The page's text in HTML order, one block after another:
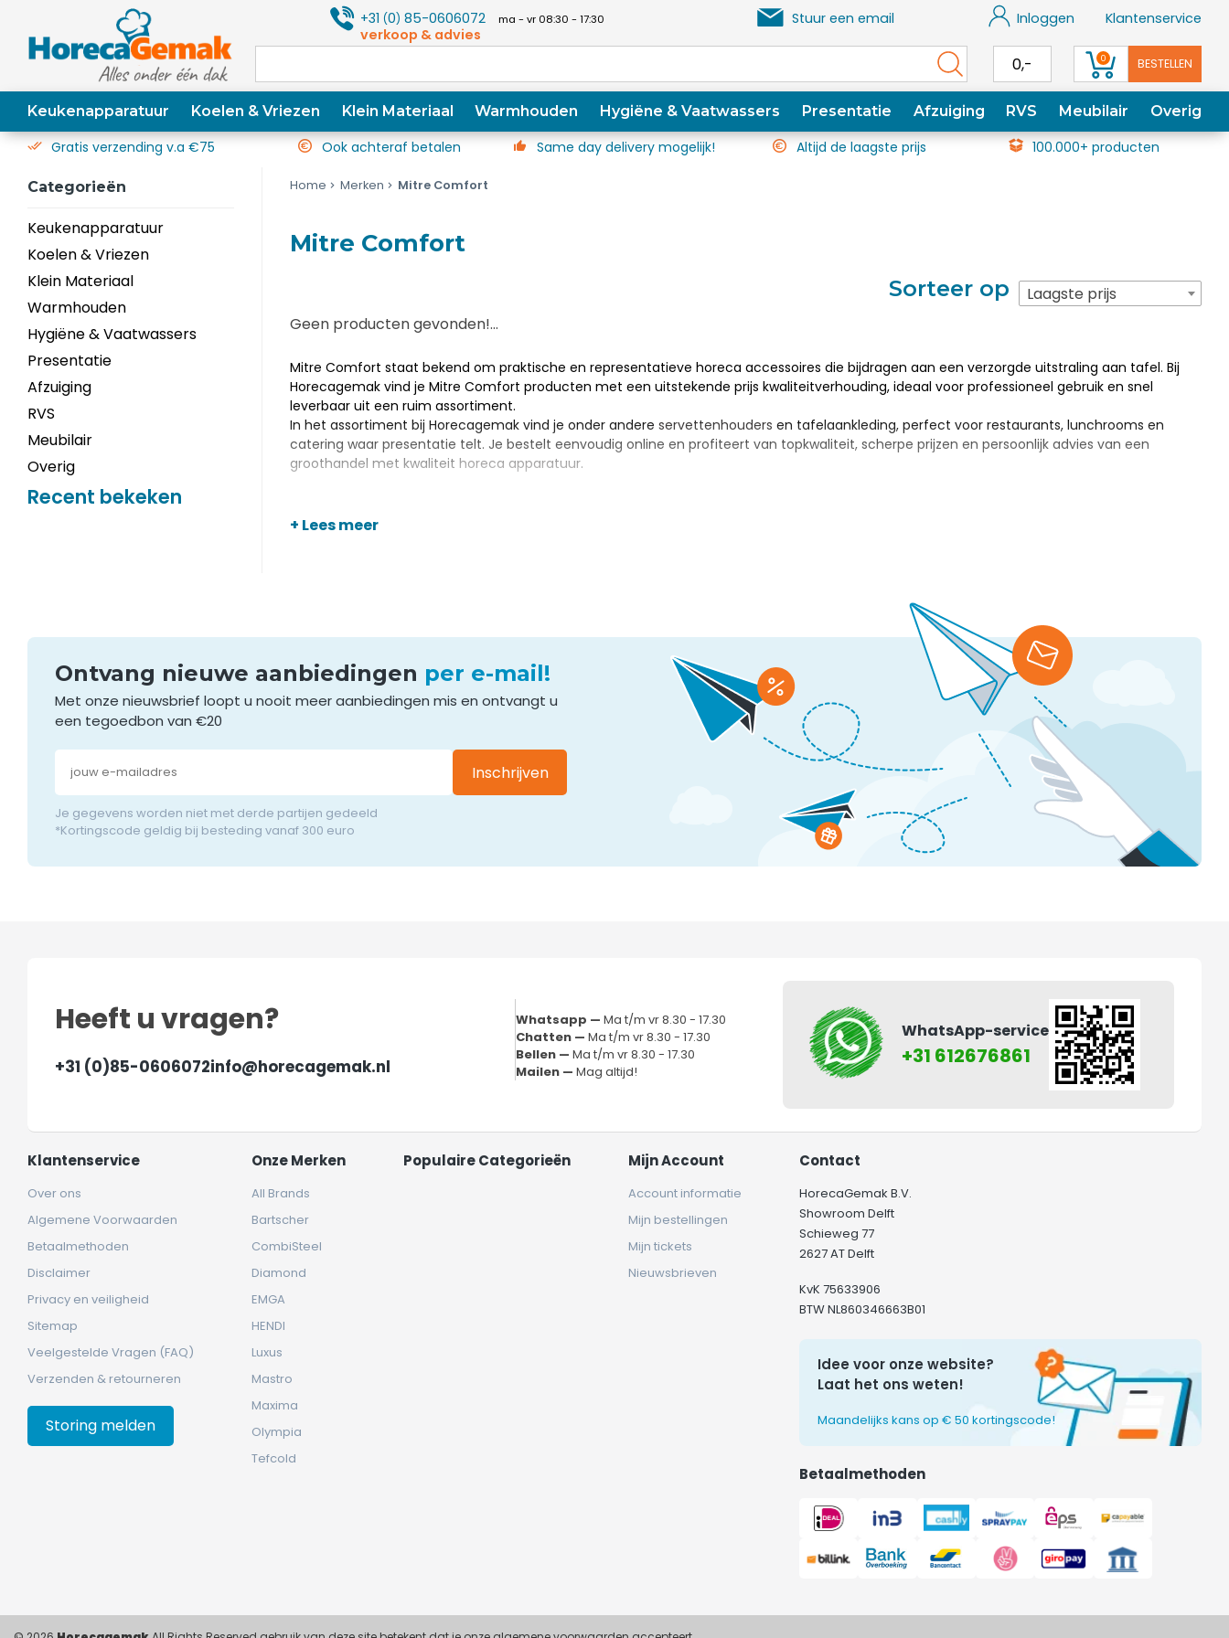
+31(0) 85-0606072 ma - vr 08:30 - 17:30
verkoop & advies
Stuur een email Inloggen Klantenservice
0,- 0 BESTELLEN
Keukenapparatuur Koelen & Vriezen Klein Materiaal Warmhouden Hygiëne & Vaatwassers Presentatie Afzuiging RVS Meubilair Overig
Gratis verzending v.a €75 Ook achteraf betalen Same day delivery mogelijk! Altijd de laagste prijs 100.000+ producten
Categorieën
Keukenapparatuur
Koelen & Vriezen
Klein Materiaal
Warmhouden
Hygiëne & Vaatwassers
Presentatie
Afzuiging
RVS
Meubilair
Overig
Recent bekeken
Home Merken Mitre Comfort
Mitre Comfort
Sorteer op
Laagste prijs
Geen producten gevonden!...
Mitre Comfort staat bekend om praktische en representatieve horeca accessoires die bijdragen aan een verzorgde uitstraling aan tafel. Bij
Horecagemak vind je Mitre Comfort producten met een uitstekende prijs kwaliteitverhouding, ideaal voor professioneel gebruik en snel
leverbaar uit een ruim assortiment.
In het assortiment bij Horecagemak vind je onder andere servettenhouders en tafelaankleding, perfect voor restaurants, lunchrooms en
catering waar presentatie telt. Je bestelt eenvoudig online en profiteert van topkwaliteit, scherpe prijzen en persoonlijk advies van een
groothandel met kwaliteit horeca apparatuur.
+ Lees meer
Ontvang nieuwe aanbiedingen per e-mail!
Met onze nieuwsbrief loopt u nooit meer aanbiedingen mis en ontvangt u
een tegoedbon van €20
Inschrijven
Je gegevens worden niet met derde partijen gedeeld
*Kortingscode geldig bij besteding vanaf 300 euro
Heeft u vragen?
+31 (0)85-0606072info@horecagemak.nl
Whatsapp —Ma t/m vr 8.30 - 17.30
Chatten —Ma t/m vr 8.30 - 17.30
Bellen —Ma t/m vr 8.30 - 17.30
Mailen —Mag altijd!
WhatsApp-service
+31 612676861
Klantenservice
Over ons
Algemene Voorwaarden
Betaalmethoden
Disclaimer
Privacy en veiligheid
Sitemap
Veelgestelde Vragen (FAQ)
Verzenden & retourneren
Storing melden
Onze Merken
All Brands
Bartscher
CombiSteel
Diamond
EMGA
HENDI
Luxus
Mastro
Maxima
Olympia
Tefcold
Populaire Categorieën Mijn Account
Account informatie
Mijn bestellingen
Mijn tickets
Nieuwsbrieven
Contact
HorecaGemak B.V.
Showroom Delft
Schieweg 77
2627 AT Delft
KvK 75633906
BTW NL860346663B01
Idee voor onze website?
Laat het ons weten!
Maandelijks kans op € 50 kortingscode!
Betaalmethoden